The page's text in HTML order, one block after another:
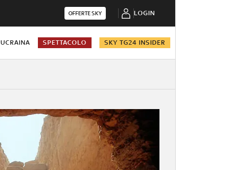
OFFERTE SKY LOGIN
UCRAINA SPETTACOLO SKY TG24 INSIDER